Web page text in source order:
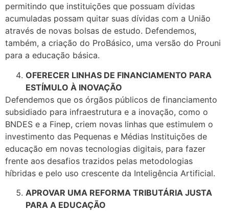
permitindo que instituições que possuam dívidas
acumuladas possam quitar suas dívidas com a União
através de novas bolsas de estudo. Defendemos,
também, a criação do ProBásico, uma versão do Prouni
para a educação básica.
OFERECER LINHAS DE FINANCIAMENTO PARA
ESTÍMULO À INOVAÇÃO
Defendemos que os órgãos públicos de financiamento
subsidiado para infraestrutura e a inovação, como o
BNDES e a Finep, criem novas linhas que estimulem o
investimento das Pequenas e Médias Instituições de
educação em novas tecnologias digitais, para fazer
frente aos desafios trazidos pelas metodologias
híbridas e pelo uso crescente da Inteligência Artificial.
APROVAR UMA REFORMA TRIBUTÁRIA JUSTA
PARA A EDUCAÇÃO